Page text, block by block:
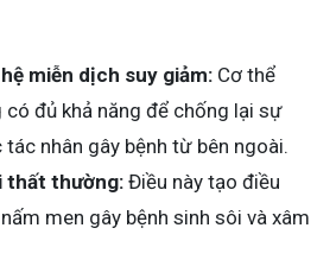
miễn dịch suy giảm: Cơ thể
có đủ khả năng để chống lại sự
nhân gây bệnh từ bên ngoài.
thất thường:Điều này tạo điều
men gây bệnh sinh sôi và xâm